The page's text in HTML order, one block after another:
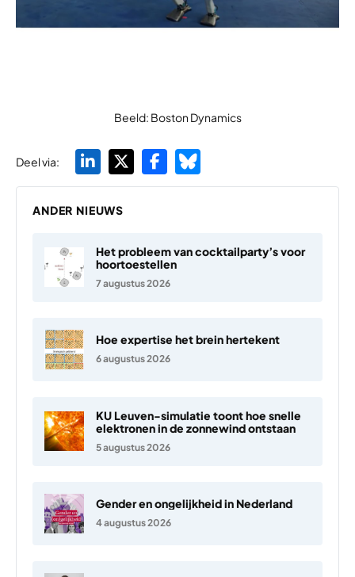
Beeld: Boston Dynamics
Deel via:
ANDER NIEUWS
Het probleem van cocktailparty’s voor
hoortoestellen
7 augustus 2026
Hoe expertise het brein hertekent
6 augustus 2026
KU Leuven-simulatie toont hoe snelle
elektronen in de zonnewind ontstaan
5 augustus 2026
Gender en ongelijkheid in Nederland
4 augustus 2026